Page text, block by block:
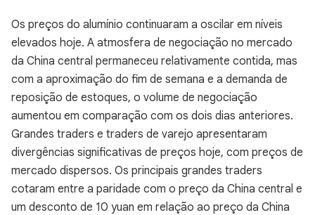
Os preços do alumínio continuaram a oscilar em níveis
elevados hoje. A atmosfera de negociação no mercado
da China central permaneceu relativamente contida, mas
com a aproximação do fim de semana e a demanda de
reposição de estoques, o volume de negociação
aumentou em comparação com os dois dias anteriores.
Grandes traders e traders de varejo apresentaram
divergências significativas de preços hoje, com preços de
mercado dispersos. Os principais grandes traders
cotaram entre a paridade com o preço da China central e
um desconto de 10 yuan em relação ao preço da China